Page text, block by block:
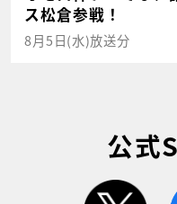
ス松倉参戦！
8月5日(水)放送分
公式